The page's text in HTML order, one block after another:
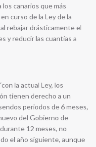
canarios que más
curso de la Ley de la
rebajar drásticamente el
y reducir las cuantías a
la actual Ley, los
tienen derecho a un
periodos de 6 meses,
del Gobierno de
12 meses, no
el año siguiente, aunque